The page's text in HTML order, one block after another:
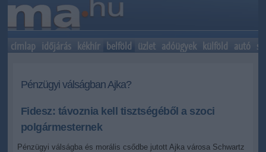
címlap időjárás kékhír belföld üzlet adóügyek külföld autó
Pénzügyi válságban Ajka?
Fidesz: távoznia kell tisztségéből a szoci
polgármesternek
Pénzügyi válságba és morális csődbe jutott Ajka városa Schwartz